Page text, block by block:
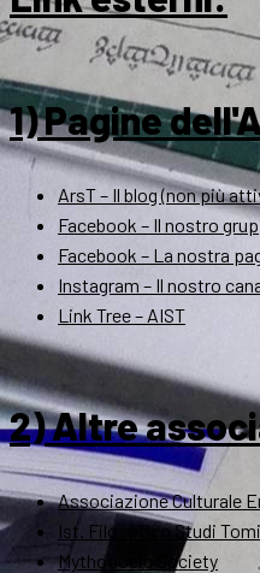
1) Pagine
ArsT – Il blog (non più
Facebook – Il nostro
Facebook – La nostra
Instagram – Il nostro
Link Tree – AIST
2) Altre
Associazione Culturale
Ist. Filosofico Studi
Mythopoeic Society